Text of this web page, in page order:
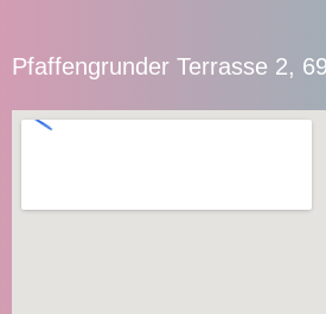
Pfaffengrunder Terrasse 2,